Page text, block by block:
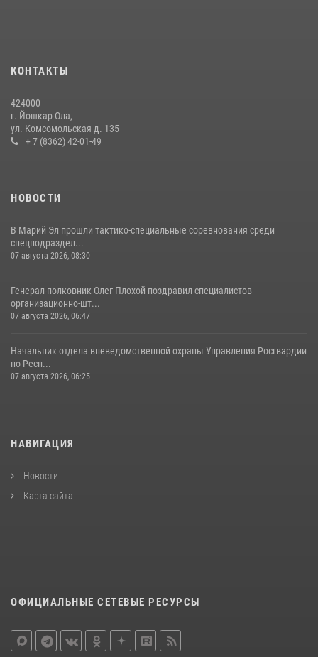
Управление Росгвардии по Республике Марий Эл приняло участие в
09 июля 2026, 06:04
Управление Росгвардии по Республике Марий Эл продолжает
КОНТАКТЫ
424000
г. Йошкар-Ола,
ул. Комсомольская д. 135
+ 7 (8362) 42-01-49
НОВОСТИ
В Марий Эл прошли тактико-специальные соревнования среди
спецподраздел...
07 августа 2026, 08:30
Генерал-полковник Олег Плохой поздравил специалистов
организационно-шт...
07 августа 2026, 06:47
Начальник отдела вневедомственной охраны Управления Росгвардии
по Респ...
07 августа 2026, 06:25
НАВИГАЦИЯ
Новости
Карта сайта
ОФИЦИАЛЬНЫЕ СЕТЕВЫЕ РЕСУРСЫ